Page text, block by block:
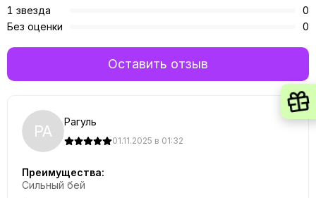
РА Рагуль
01.11.2025 в 01:32
Преимущества:
Сильный бей
1 звезда
0
Без оценки
0
Оставить отзыв